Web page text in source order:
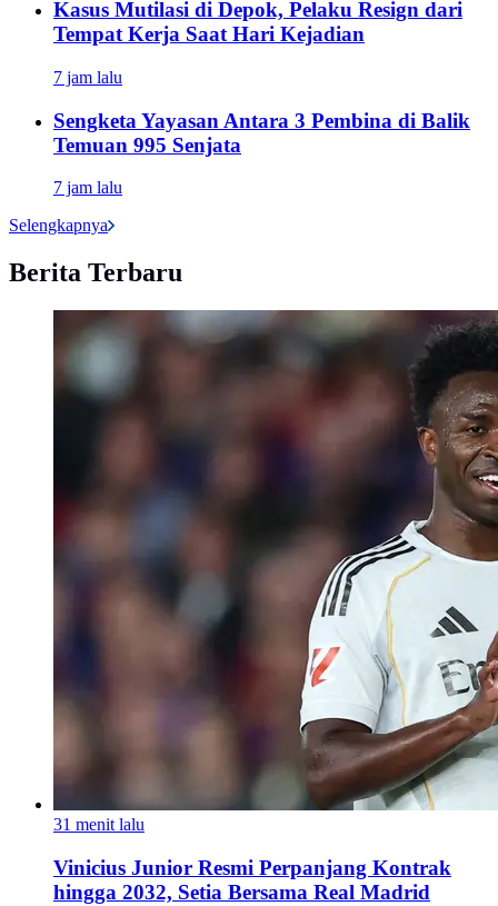
Kasus Mutilasi di Depok, Pelaku Resign dari
Tempat Kerja Saat Hari Kejadian
7 jam lalu
Sengketa Yayasan Antara 3 Pembina di Balik
Temuan 995 Senjata
7 jam lalu
Selengkapnya
Berita Terbaru
31 menit lalu
Vinicius Junior Resmi Perpanjang Kontrak
hingga 2032, Setia Bersama Real Madrid